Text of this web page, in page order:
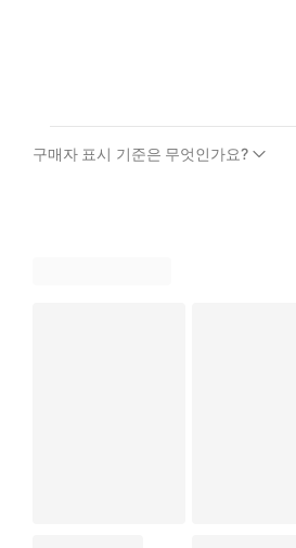
구매자 표시 기준은 무엇인가요?